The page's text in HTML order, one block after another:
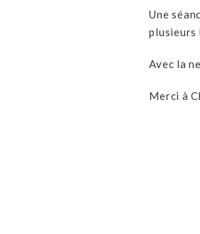
Une
plusieurs
Avec la
Merci à